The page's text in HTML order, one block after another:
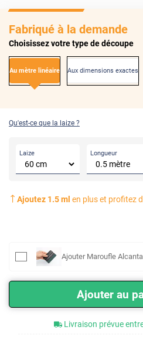
Fabriqué à la demande
Choisissez votre type de découpe
Au mètre linéaire Aux dimensions exactes
Qu'est-ce que la laize ?
Laize Longueur
Ajoutez 1.5ml en plus et profitez
Ajouter Maroufle
Ajouter au
Livraison prévue